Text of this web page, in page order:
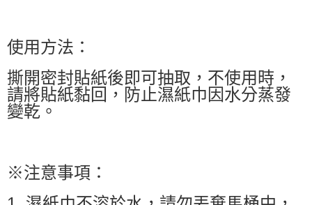
使用方法：
撕開密封貼紙後即可抽取，不使用時，
請將貼紙黏回，防止濕紙巾因水分蒸發
變乾。
※注意事項：